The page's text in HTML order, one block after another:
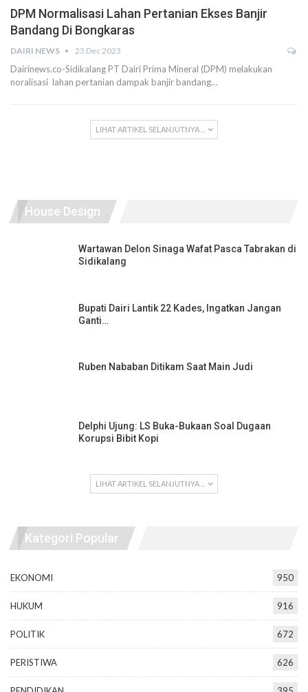
DPM Normalisasi Lahan Pertanian Ekses Banjir
Bandang Di Bongkaras
DAIRI NEWS 23 Dec 2023
Dairinews.co-Sidikalang PT Dairi Prima Mineral (DPM) melakukan
noralisasi lahan pertanian dampak banjir bandang…
LIHAT ARTIKEL SELANJUTNYA ...
House Design
Wartawan Delon Sinaga Wafat Pasca Tabrakan di
Sidikalang
Bupati Dairi Lantik 22 Kades, Ingatkan Jangan
Ganti…
Ruben Nababan Ditikam Saat Main Judi
Delphi Ujung: LS Buka-Bukaan Soal Dugaan
Korupsi Bibit Kopi
LIHAT ARTIKEL SELANJUTNYA ...
Kategori Popular
EKONOMI 950
HUKUM 916
POLITIK 672
PERISTIWA 626